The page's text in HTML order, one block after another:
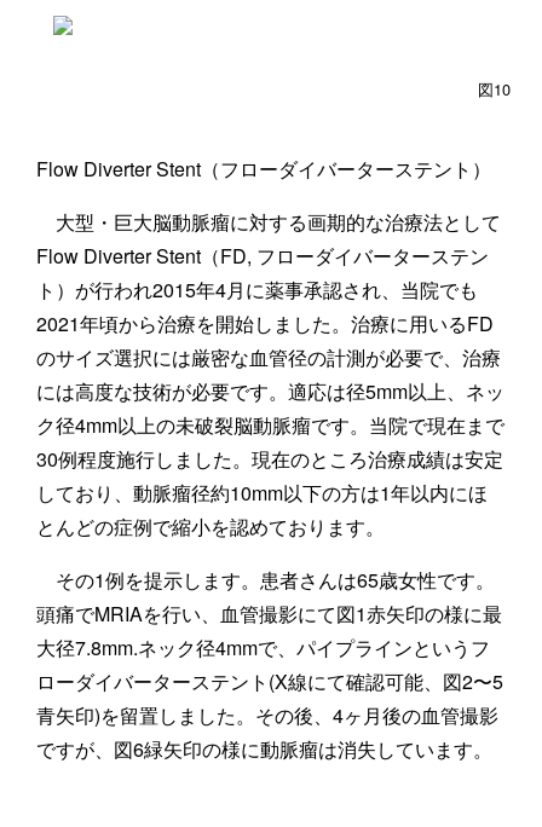
図10
Flow Diverter Stent（フローダイバーターステント）
大型・巨大脳動脈瘤に対する画期的な治療法として
Flow Diverter Stent（FD, フローダイバーターステン
ト）が行われ2015年4月に薬事承認され、当院でも
2021年頃から治療を開始しました。治療に用いるFD
のサイズ選択には厳密な血管径の計測が必要で、治療
には高度な技術が必要です。適応は径5mm以上、ネッ
ク径4mm以上の未破裂脳動脈瘤です。当院で現在まで
30例程度施行しました。現在のところ治療成績は安定
しており、動脈瘤径約10mm以下の方は1年以内にほ
とんどの症例で縮小を認めております。
その1例を提示します。患者さんは65歳女性です。
頭痛でMRIAを行い、血管撮影にて図1赤矢印の様に最
大径7.8mm.ネック径4mmで、パイプラインというフ
ローダイバーターステント(X線にて確認可能、図2〜5
青矢印)を留置しました。その後、4ヶ月後の血管撮影
ですが、図6緑矢印の様に動脈瘤は消失しています。